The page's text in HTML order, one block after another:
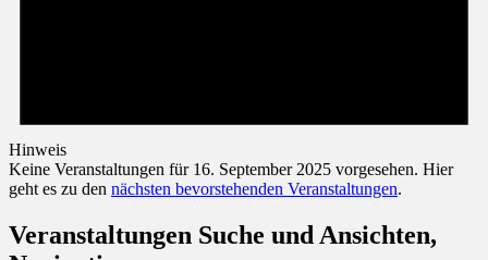
Hinweis
Keine Veranstaltungen für 16. September 2025 vorgesehen. Hier
geht es zu den nächsten bevorstehenden Veranstaltungen.
Veranstaltungen Suche und Ansichten,